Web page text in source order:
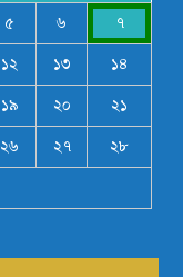
৫ ৬ ৭
১২ ১৩ ১৪
১৯ ২০ ২১
২৬ ২৭ ২৮